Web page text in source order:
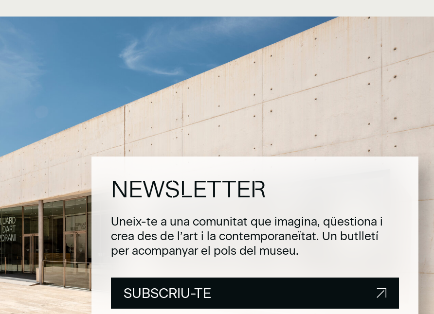
NEWSLETTER
Uneix-te a una comunitat que imagina, qüestiona i
crea des de l’art i la contemporaneïtat. Un butlletí
per acompanyar el pols del museu.
SUBSCRIU-TE